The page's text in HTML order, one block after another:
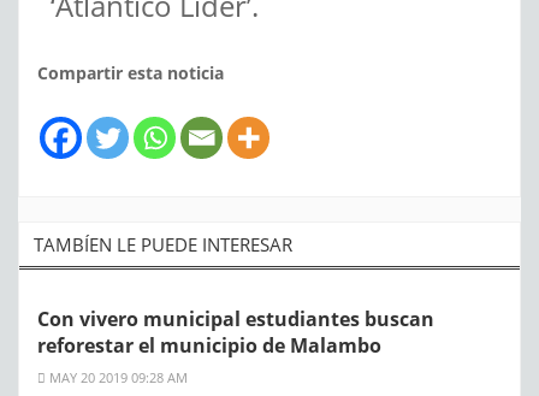
Compartir esta noticia
TAMBÍEN LE PUEDE INTERESAR
Con vivero municipal estudiantes buscan
reforestar el municipio de Malambo
MAY 20 2019 09:28 AM